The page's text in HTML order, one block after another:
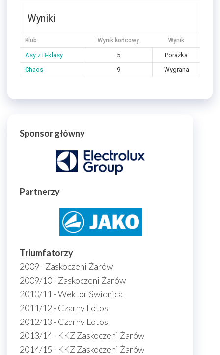
Wyniki
Klub Wynik końcowy Wynik
Asy z B-klasy 5
Porażka
Chaos
9 Wygrana
Sponsor główny
Partnerzy
Triumfatorzy
2009 - Zaskoczeni Żarów
2009/10 - Zaskoczeni Żarów
2010/11 - Wektor Świdnica
2011/12 - Czarny Lotos
2012/13 - Czarny Lotos
2013/14 - KKZ Zaskoczeni Żarów
2014/15 - KKZ Zaskoczeni Żarów